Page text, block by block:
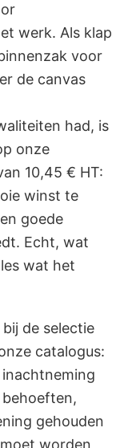
werk. Als klap
voor
de canvas
had, is
onze
10,45 € HT:
winst te
goede
Echt, wat
wat het
de selectie
catalogus:
gehouden